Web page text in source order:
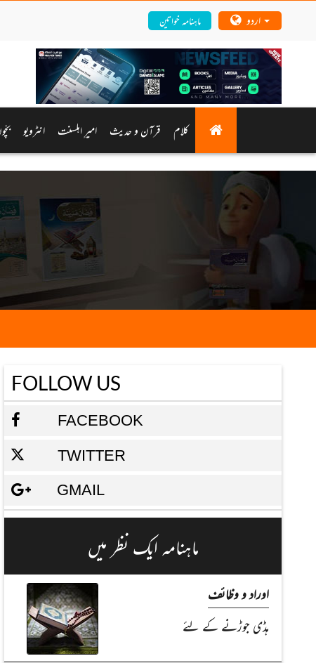
ماہنامہ خواتین
کلام قرآن و حدیث امیرِ اہلسنت انٹرویو
FOLLOW US
FACEBOOK
TWITTER
GMAIL
ماہنامہ ایک نظر میں
اوراد و وظائف
ہڈی جوڑنے کے لئے